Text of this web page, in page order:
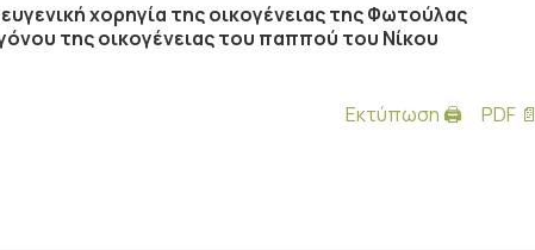
χορηγία της οικογένειας της Φωτούλας
της οικογένειας του παππού του Νίκου
Εκτύπωση 🖨
PDF 📄